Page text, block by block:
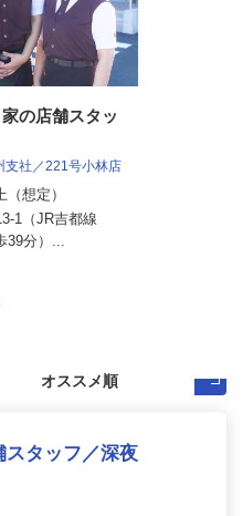
の店舗スタッ
社／221号小林店
想定）
1（JR吉都線
39分）...
スタッフ／深夜